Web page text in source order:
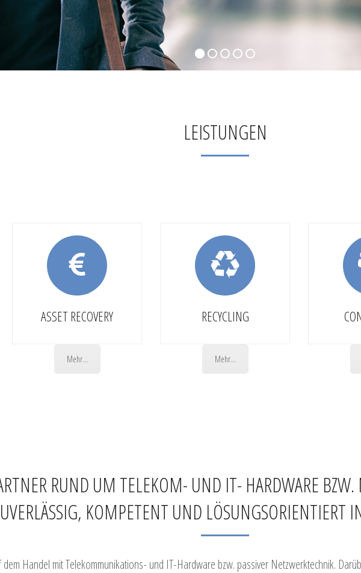
LEISTUNGEN
ASSET RECOVERY
Mehr...
RECYCLING
Mehr...
RUND UM TELEKOM- UND IT- HARDWARE BZW.
KOMPETENT UND LÖSUNGSORIENTIERT
Handel mit Telekommunikations- und IT-Hardware bzw. passiver Netzwerktechnik.